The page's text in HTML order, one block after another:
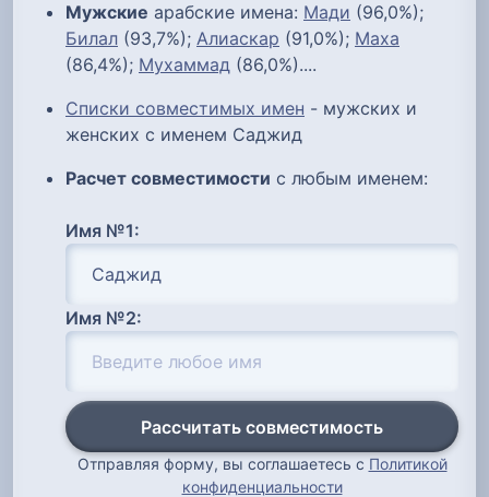
Мужские арабские имена: Мади (96,0%);
Билал (93,7%); Алиаскар (91,0%); Маха
(86,4%); Мухаммад (86,0%)....
Списки совместимых имен - мужских и
женских с именем Саджид
Расчет совместимости с любым именем:
Имя №1:
Имя №2:
Рассчитать совместимость
Отправляя форму, вы соглашаетесь с Политикой
конфиденциальности